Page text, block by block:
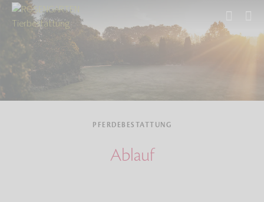
Start Tierbestattung Pferdebestattung
PFERDEBESTATTUNG
Ablauf